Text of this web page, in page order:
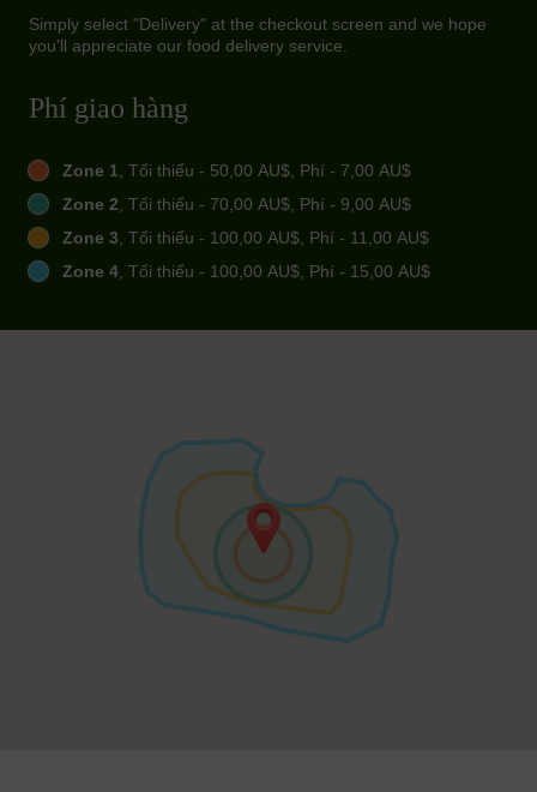
Simply select "Delivery" at the checkout screen and we hope
you'll appreciate our food delivery service.
Phí giao hàng
Zone 1, Tối thiểu - 50,00 AU$, Phí - 7,00 AU$
Zone 2, Tối thiểu - 70,00 AU$, Phí - 9,00 AU$
Zone 3, Tối thiểu - 100,00 AU$, Phí - 11,00 AU$
Zone 4, Tối thiểu - 100,00 AU$, Phí - 15,00 AU$